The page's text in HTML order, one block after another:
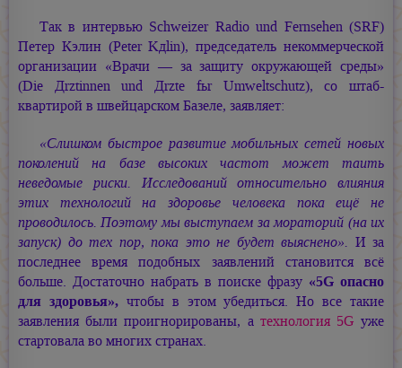
Так в интервью Schweizer Radio und Fernsehen (SRF)
Петер Кэлин (Peter Kдlin), председатель некоммерческой
организации «Врачи — за защиту окружающей среды»
(Die Дrztinnen und Дrzte fьr Umweltschutz), со штаб-
квартирой в швейцарском Базеле, заявляет:
«Слишком быстрое развитие мобильных сетей новых
поколений на базе высоких частот может таить
неведомые риски. Исследований относительно влияния
этих технологий на здоровье человека пока ещё не
проводилось. Поэтому мы выступаем за мораторий (на их
запуск) до тех пор, пока это не будет выяснено». И за
последнее время подобных заявлений становится всё
больше. Достаточно набрать в поиске фразу «5G опасно
для здоровья»,чтобы в этом убедиться. Но все такие
заявления были проигнорированы, а технология 5G уже
стартовала во многих странах.